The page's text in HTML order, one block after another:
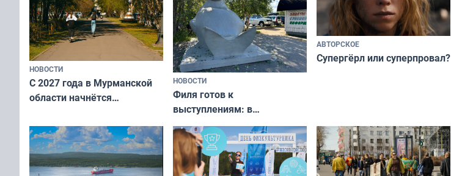
НОВОСТИ
С 2027 года в Мурманской
области начнётся
подростков от ВПЧ
НОВОСТИ
Филя готов к
выступлениям: в
мурманском океанариуме
рассказали о состоянии
тюленей
АВТОРСКОЕ
Супергёрл или суперпровал?